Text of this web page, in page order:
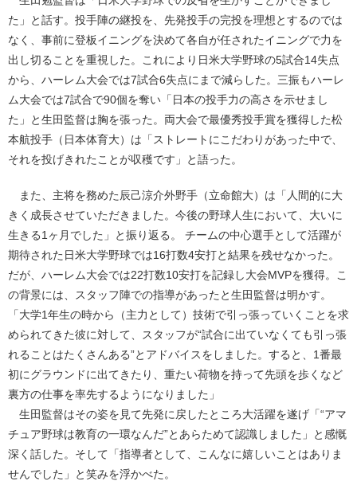
た」と話す。投手陣の継投を、先発投手の完投を理想とするのでは
なく、事前に登板イニングを決めて各自が任されたイニングで力を
出し切ることを重視した。これにより日米大学野球の5試合14失点
から、ハーレム大会では7試合6失点にまで減らした。三振もハーレ
ム大会では7試合で90個を奪い「日本の投手力の高さを示せまし
た」と生田監督は胸を張った。両大会で最優秀投手賞を獲得した松
本航投手（日本体育大）は「ストレートにこだわりがあった中で、
それを投げきれたことが収穫です」と語った。
また、主将を務めた辰己涼介外野手（立命館大）は「人間的に大
きく成長させていただきました。今後の野球人生において、大いに
生きる1ヶ月でした」と振り返る。 チームの中心選手として活躍が
期待された日米大学野球では16打数4安打と結果を残せなかった。
だが、ハーレム大会では22打数10安打を記録し大会MVPを獲得。こ
の背景には、スタッフ陣での指導があったと生田監督は明かす。
「大学1年生の時から（主力として）技術で引っ張っていくことを求
められてきた彼に対して、スタッフが“試合に出ていなくても引っ張
れることはたくさんある”とアドバイスをしました。すると、1番最
初にグラウンドに出てきたり、重たい荷物を持って先頭を歩くなど
裏方の仕事を率先するようになりました」
生田監督はその姿を見て先発に戻したところ大活躍を遂げ「“アマ
チュア野球は教育の一環なんだ”とあらためて認識しました」と感慨
深く話した。そして「指導者として、こんなに嬉しいことはありま
せんでした」と笑みを浮かべた。